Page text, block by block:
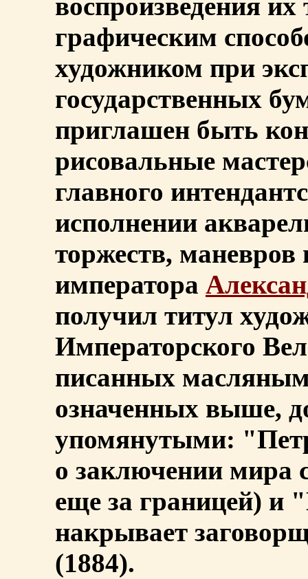
воспроизведения
графическим
художником при
государственных
приглашен быть
рисовальные
главного
исполнении
торжеств, маневров
императора
получил титул
Императорского
писанных
означенных выше,
упомянутыми:
о заключении мира
еще за границей) и
накрывает
(1884).